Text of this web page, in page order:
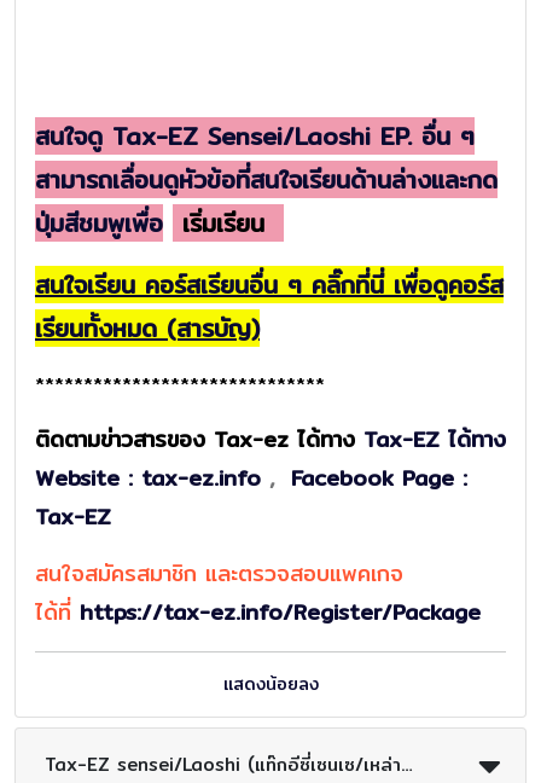
สนใจดู Tax-EZ Sensei/Laoshi EP. อื่น ๆ
สามารถเลื่อนดูหัวข้อที่สนใจเรียนด้านล่างและกด
ปุ่มสีชมพูเพื่อ เริ่มเรียน
สนใจเรียน คอร์สเรียนอื่น ๆ คลิ๊กที่นี่ เพื่อดูคอร์ส
เรียนทั้งหมด (สารบัญ)
******************************
ติดตามข่าวสารของ Tax-ez ได้ทาง Tax-EZ ได้ทาง
Website : tax-ez.info , Facebook Page :
Tax-EZ
สนใจสมัครสมาชิก และตรวจสอบแพคเกจ
ได้ที่ https://tax-ez.info/Register/Package
แสดงน้อยลง
Tax-EZ sensei/Laoshi (แท๊กอีซี่เซนเซ/เหล่าซือ) พี่ก้อย/Sato san/เหมยลี่